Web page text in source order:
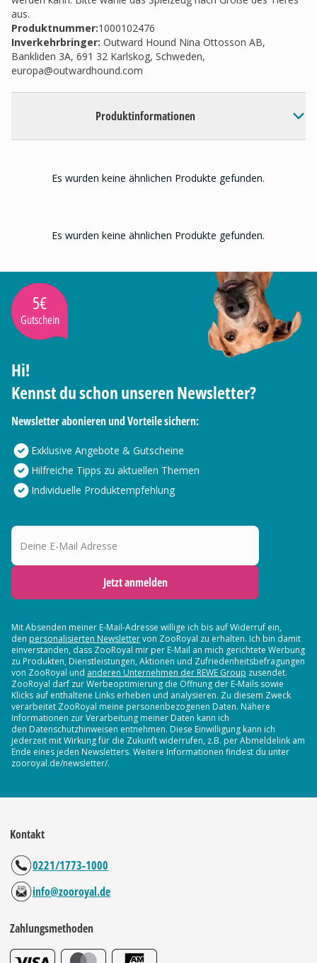
aus.
Produktnummer:1000102476
Inverkehrbringer: Outward Hound Nina Ottosson AB,
Bankliden 3A, 691 32 Karlskog, Schweden,
europa@outwardhound.com
Produktinformationen
Es wurden keine ähnlichen Produkte gefunden.
Es wurden keine ähnlichen Produkte gefunden.
5€
Gutschein
Hi!
Kennst du schon unseren Newsletter?
Newsletter abonieren und Vorteile sichern:
Exklusive Angebote & Gutscheine
Hilfreiche Tipps zu aktuellen Themen
Individuelle Produktempfehlung
Deine E-Mail Adresse
Jetzt anmelden
Mit Absenden meiner E-Mail-Adresse willige ich bis auf Widerruf ein,
den personalisierten Newslettervon ZooRoyal zu erhalten. Ich bin damit
einverstanden, dass ZooRoyal mir per E-Mail an mich gerichtete Werbung
zu Produkten, Dienstleistungen, Aktionen und Zufriedenheitsbefragungen
von ZooRoyal und anderen Unternehmen der REWE Group zusendet.
ZooRoyal darf zur Werbeoptimierung die Öffnung der E-Mails sowie
Klicks auf enthaltene Links erheben und analysieren. Zu diesem Zweck
verarbeitet ZooRoyal meine personenbezogenen Daten. Nähere
Informationen zur Verarbeitung meiner Daten kann ich
den Datenschutzhinweisen entnehmen. Diese Einwilligung kann ich
jederzeit mit Wirkung für die Zukunft widerrufen, z.B. per Abmeldelink am
Ende eines jeden Newsletters. Weitere Informationen findest du unter
zooroyal.de/newsletter/.
Kontakt
0221/1773-1000
info@zooroyal.de
Zahlungsmethoden